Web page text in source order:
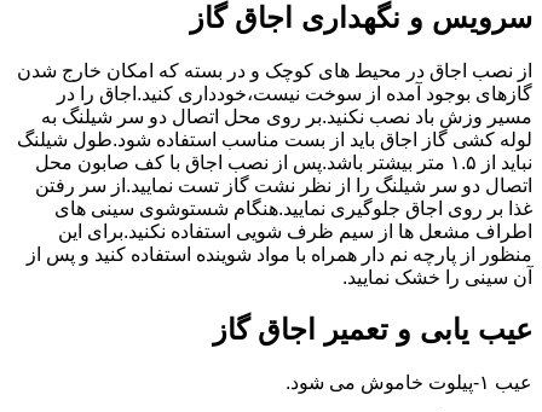
سرویس و نگهداری اجاق گاز
از نصب اجاق در محیط های کوچک و در بسته که امکان خارج شدن
گازهای بوجود آمده از سوخت نیست،خودداری کنید.اجاق را در
مسیر وزش باد نصب نکنید.بر روی محل اتصال دو سر شیلنگ به
لوله کشی گاز اجاق باید از بست مناسب استفاده شود.طول شیلنگ
نباید از ۱.۵ متر بیشتر باشد.پس از نصب اجاق با کف صابون محل
اتصال دو سر شیلنگ را از نظر نشت گاز تست نمایید.از سر رفتن
غذا بر روی اجاق جلوگیری نمایید.هنگام شستوشوی سینی های
اطراف مشعل ها از سیم ظرف شویی استفاده نکنید.برای این
منظور از پارچه نم دار همراه با مواد شوینده استفاده کنید و پس از
آن سینی را خشک نمایید.
عیب یابی و تعمیر اجاق گاز
عیب ۱-پیلوت خاموش می شود.